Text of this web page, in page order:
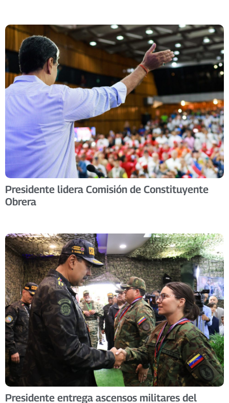
Presidente lidera Comisión de Constituyente
Obrera
Presidente entrega ascensos militares del